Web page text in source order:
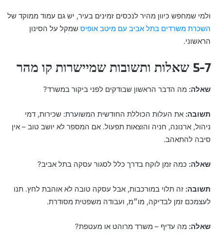
ולמי שמחפש כיוון מהיר לנכסים זמינים בעיר, יש גם עמוד ממוקד של
השכרת משרדים בתל אביב עם מיטב אופיס שמקל על הסינון
הראשוני.
5-7 שאלות ותשובות שמיישרות קו מהר
שאלה: מה הדבר הראשון שבודקים לפני ביקור במשרד?
תשובה: את העלות הכוללת החודשית המשוערת: שכירות, דמי
ניהול, ארנונה, חניה והוצאות תפעול. אם המספר לא יושב טוב – אין
סיבה להתאהב.
שאלה: כמה זמן לוקח בדרך כלל לסגור עסקה בתל אביב?
תשובה: זה תלוי במורכבות, אבל עסקה טובה לא אוהבת לחץ. תנו
לעצמכם זמן לבדיקה, מו״מ, ועבודה משפטית מסודרת.
שאלה: מה עדיף – משרד מרוהט או מעטפת?